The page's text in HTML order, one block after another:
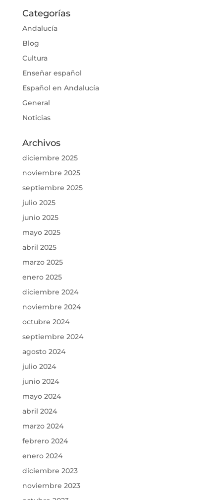
Categorías
Andalucía
Blog
Cultura
Enseñar español
Español en Andalucía
General
Noticias
Archivos
diciembre 2025
noviembre 2025
septiembre 2025
julio 2025
junio 2025
mayo 2025
abril 2025
marzo 2025
enero 2025
diciembre 2024
noviembre 2024
octubre 2024
septiembre 2024
agosto 2024
julio 2024
junio 2024
mayo 2024
abril 2024
marzo 2024
febrero 2024
enero 2024
diciembre 2023
noviembre 2023